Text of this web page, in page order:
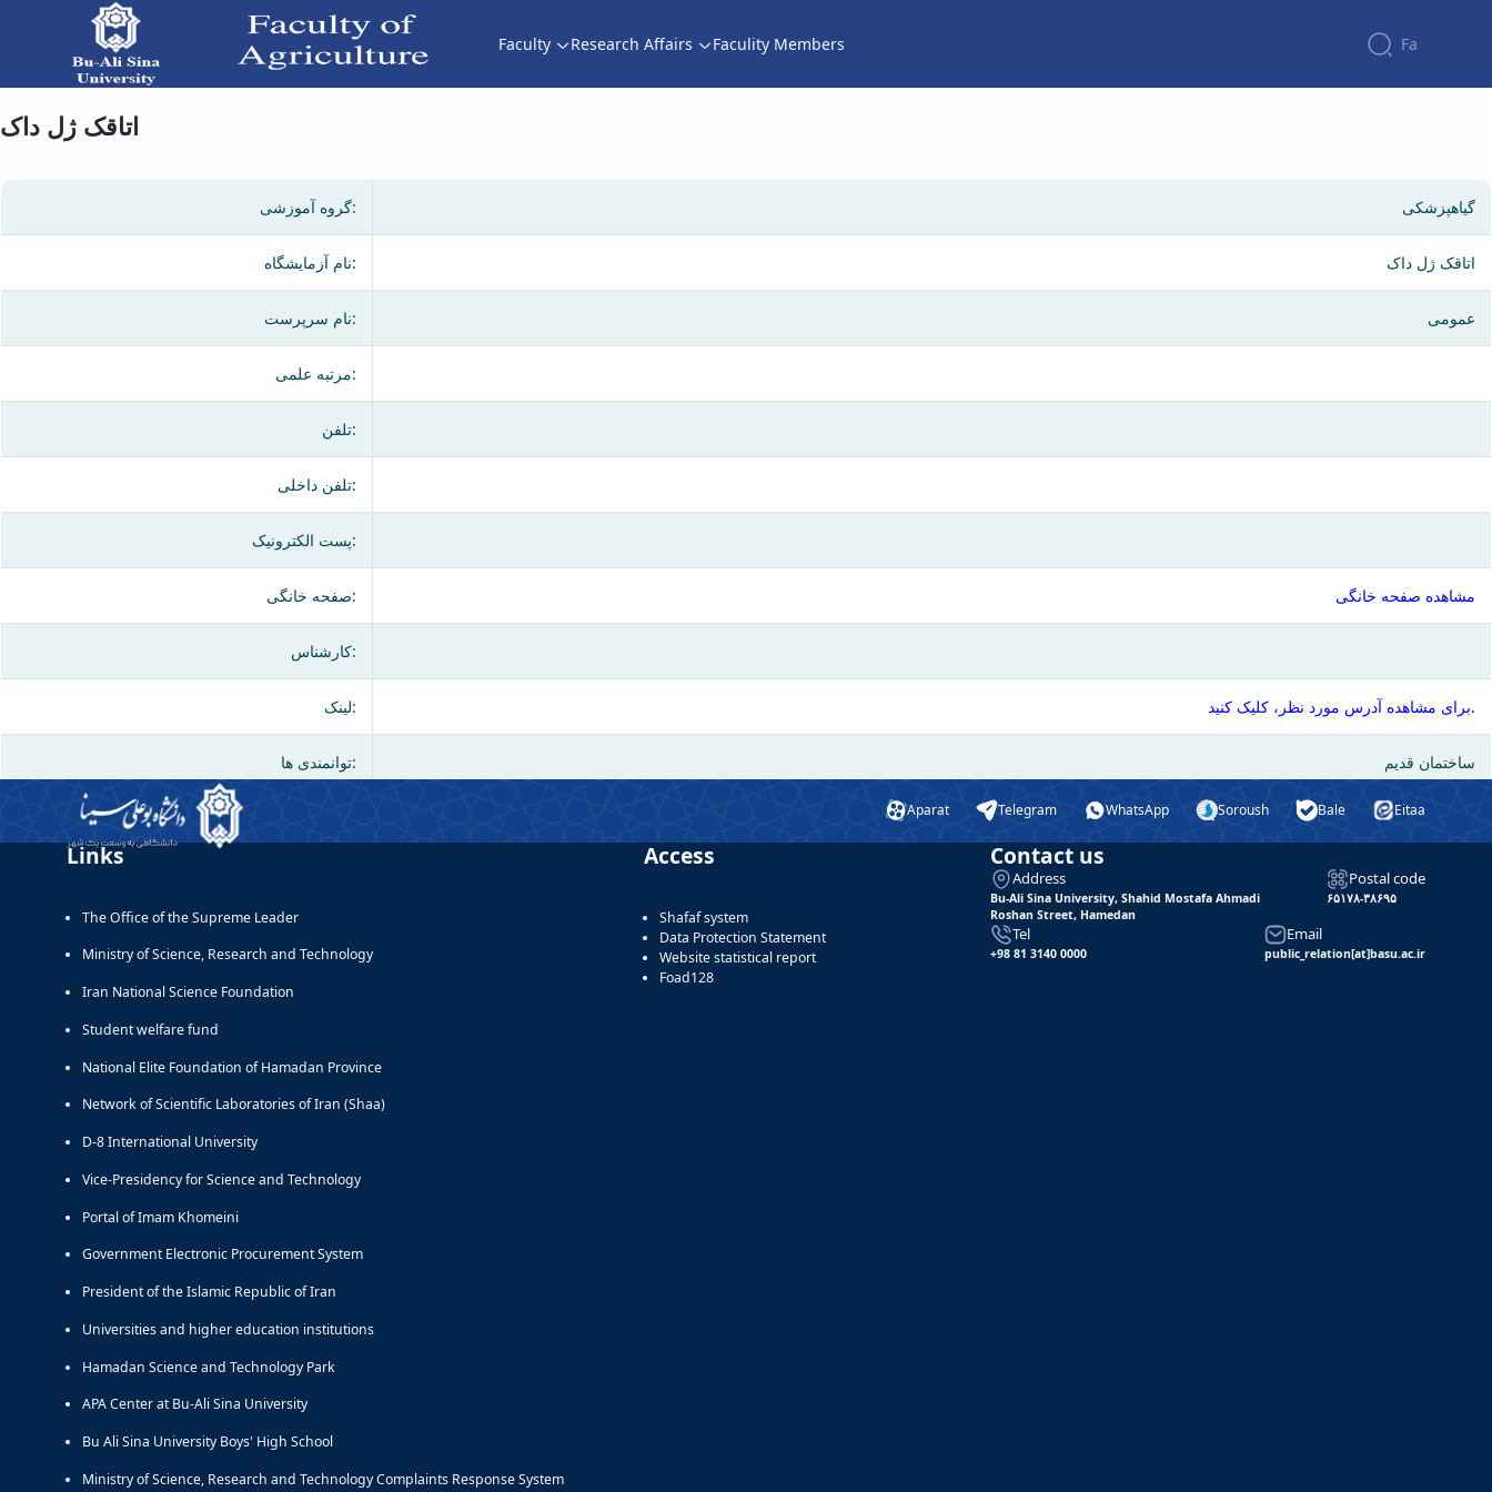
Faculty Research Affairs Faculity Members Fa
اتاقک ژل داک
گروه آموزشی: گیاهپزشکی
نام آزمایشگاه: اتاقک ژل داک
نام سرپرست: عمومی
مرتبه علمی:
تلفن:
تلفن داخلی:
پست الکترونیک:
صفحه خانگی: مشاهده صفحه خانگی
کارشناس:
لینک: برای مشاهده آدرس مورد نظر، کلیک کنید.
توانمندی ها: ساختمان قدیم
Aparat Telegram WhatsApp Soroush Bale Eitaa
Links
The Office of the Supreme Leader
Ministry of Science, Research and Technology
Iran National Science Foundation
Student welfare fund
National Elite Foundation of Hamadan Province
Network of Scientific Laboratories of Iran (Shaa)
D-8 International University
Vice-Presidency for Science and Technology
Portal of Imam Khomeini
Government Electronic Procurement System
President of the Islamic Republic of Iran
Universities and higher education institutions
Hamadan Science and Technology Park
APA Center at Bu-Ali Sina University
Bu Ali Sina University Boys' High School
Ministry of Science, Research and Technology Complaints Response System
Access
Shafaf system
Data Protection Statement
Website statistical report
Foad128
Contact us
Address
Bu-Ali Sina University, Shahid Mostafa Ahmadi
Roshan Street, Hamedan
Postal code
۶۵۱۷۸-۳۸۶۹۵
Tel
+98 81 3140 0000
Email
public_relation[at]basu.ac.ir